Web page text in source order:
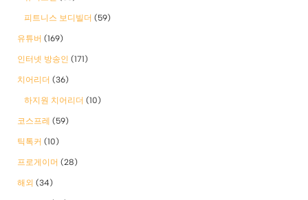
피트니스 보디빌더 (59)
유튜버 (169)
인터넷 방송인 (171)
치어리더 (36)
하지원 치어리더 (10)
코스프레 (59)
틱톡커 (10)
프로게이머 (28)
해외 (34)